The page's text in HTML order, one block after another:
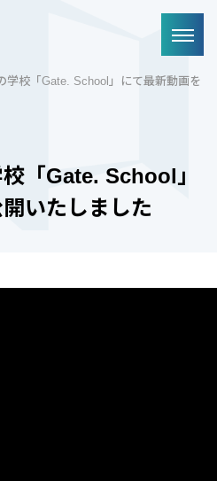
学校「Gate. School」にて最新動画を
「Gate. School」
いたしました